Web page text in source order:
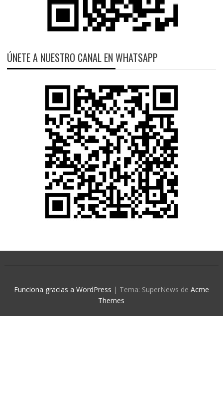
ÚNETE A NUESTRO CANAL EN WHATSAPP
Funciona gracias a WordPress | Tema: SuperNews de Acme
Themes